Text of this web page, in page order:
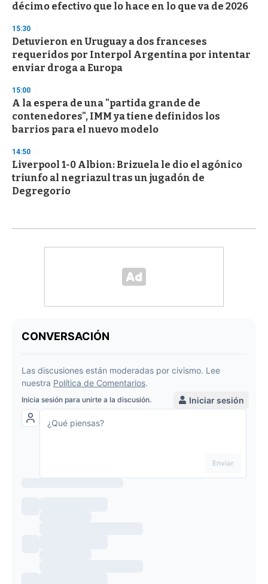
décimo efectivo que lo hace en lo que va de 2026
15:30
Detuvieron en Uruguay a dos franceses
requeridos por Interpol Argentina por intentar
enviar droga a Europa
15:00
A la espera de una "partida grande de
contenedores", IMM ya tiene definidos los
barrios para el nuevo modelo
14:50
Liverpool 1-0 Albion: Brizuela le dio el agónico
triunfo al negriazul tras un jugadón de
Degregorio